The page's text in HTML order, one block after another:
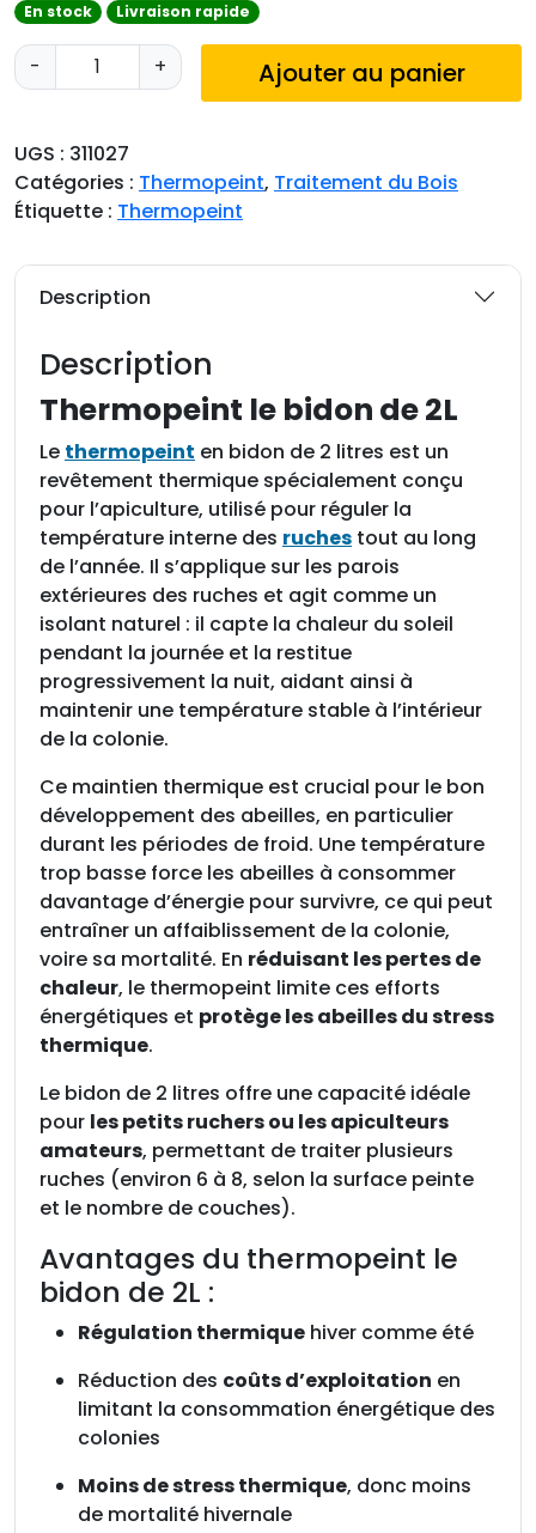
En stock Livraison rapide
-
q
u
n
t
i
+ Ajouter au panier
UGS : 311027
Catégories : Thermopeint, Traitement du Bois
Étiquette : Thermopeint
Description
Description
Thermopeint le bidon de 2L
Le thermopeint en bidon de 2 litres est un
revêtement thermique spécialement conçu
pour l’apiculture, utilisé pour réguler la
température interne des ruches tout au long
de l’année. Il s’applique sur les parois
extérieures des ruches et agit comme un
isolant naturel : il capte la chaleur du soleil
pendant la journée et la restitue
progressivement la nuit, aidant ainsi à
maintenir une température stable à l’intérieur
de la colonie.
Ce maintien thermique est crucial pour le bon
développement des abeilles, en particulier
durant les périodes de froid. Une température
trop basse force les abeilles à consommer
davantage d’énergie pour survivre, ce qui peut
entraîner un affaiblissement de la colonie,
voire sa mortalité. En réduisant les pertes de
chaleur, le thermopeint limite ces efforts
énergétiques et protège les abeilles du stress
thermique.
Le bidon de 2 litres offre une capacité idéale
pour les petits ruchers ou les apiculteurs
amateurs, permettant de traiter plusieurs
ruches (environ 6 à 8, selon la surface peinte
et le nombre de couches).
Avantages du thermopeint le
bidon de 2L :
Régulation thermique hiver comme été
Réduction des coûts d’exploitation en
limitant la consommation énergétique des
colonies
Moins de stress thermique, donc moins
de mortalité hivernale